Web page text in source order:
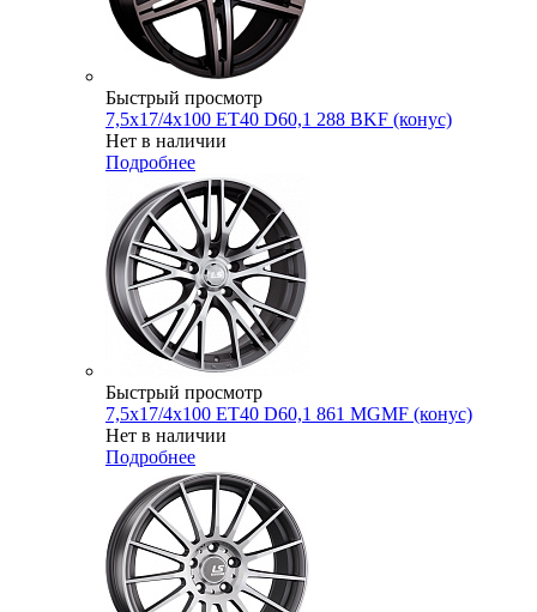
Быстрый просмотр
7,5x17/4x100 ET40 D60,1 288 BKF (конус)
Нет в наличии
Подробнее
Быстрый просмотр
7,5x17/4x100 ET40 D60,1 861 MGMF (конус)
Нет в наличии
Подробнее